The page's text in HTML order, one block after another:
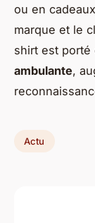
ou en
marque et le
shirt est porté
ambulante,
Actu